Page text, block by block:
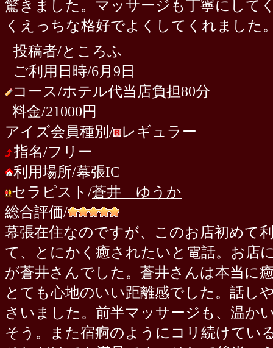
驚きました。マッサージも丁寧にして
くえっちな格好でよくしてくれました
投稿者/ところふ
ご利用日時/6月9日
コース/ホテル代当店負担80分
料金/21000円
アイズ会員種別/ レギュラー
指名/フリー
利用場所/幕張IC
セラピスト/蒼井 ゆうか
総合評価/
幕張在住なのですが、このお店初めて
て、とにかく癒されたいと電話。お店
が蒼井さんでした。蒼井さんは本当に
とても心地のいい距離感でした。話し
さいました。前半マッサージも、温か
そう。また宿痾のようにコリ続けてい